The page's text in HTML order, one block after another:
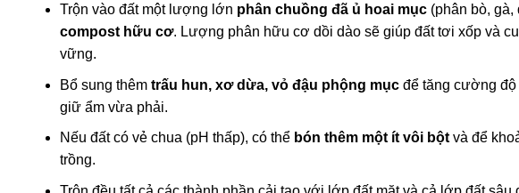
Trộn vào đất một lượng lớn phân chuồng đã ủ hoai mục (phân bò,
compost hữu cơ. Lượng phân hữu cơ dồi dào sẽ giúp đất tơi xốp và
vững.
Bổ sung thêmtrấu hun, xơ dừa, vỏ đậu phộng mục để tăng cường độ
giữ ẩm vừa phải.
Nếu đất có vẻ chua (pH thấp), có thể bón thêm một ít vôi bột và để
trồng.